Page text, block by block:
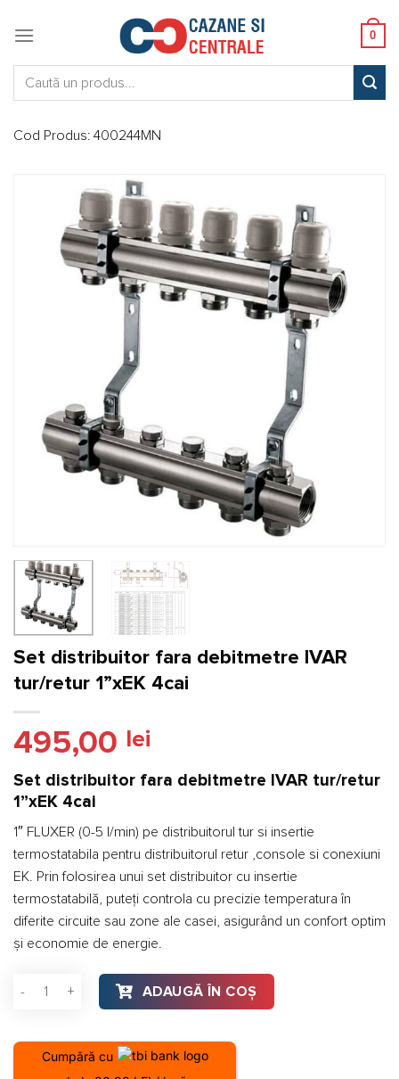
0
Cod Produs: 400244MN
Set distribuitor fara debitmetre IVAR
tur/retur 1”xEK 4cai
495,00 lei
Set distribuitor fara debitmetre IVAR tur/retur
1”xEK 4cai
1″ FLUXER (0-5 l/min) pe distribuitorul tur si insertie
termostatabila pentru distribuitorul retur ,console si conexiuni
EK. Prin folosirea unui set distribuitor cu insertie
termostatabilă, puteți controla cu precizie temperatura în
diferite circuite sau zone ale casei, asigurând un confort optim
și economie de energie.
Cantitate Set distribuitor fara debitmetre IVAR tur/retur
ADAUGĂ ÎN COȘ
Cumpără cu